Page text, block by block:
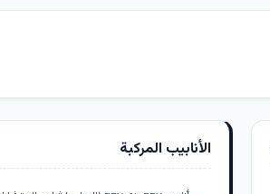
الأنابيب المركبة